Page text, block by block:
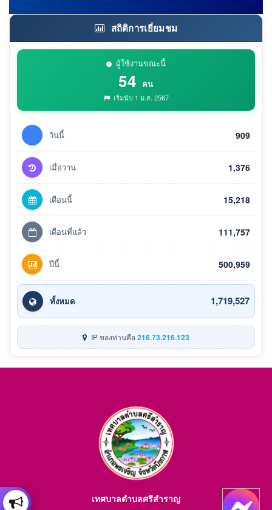
สถิติการเยี่ยมชม
ผู้ใช้งานขณะนี้
54 คน
เริ่มนับ 1 ม.ค. 2567
วันนี้ 909
เมื่อวาน 1,376
เดือนนี้ 15,218
เดือนที่แล้ว 111,757
ปีนี้ 500,959
ทั้งหมด 1,719,527
IP ของท่านคือ216.73.216.123
เทศบาลตำบลศรีสำราญ